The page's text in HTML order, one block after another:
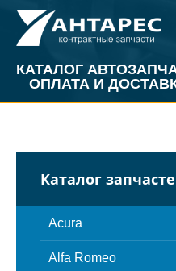
КАТАЛОГ
ОПЛАТА И
Каталог
Acura
Alfa Romeo